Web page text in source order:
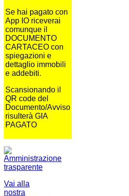
Se hai pagato con
App IO riceverai
comunque il
DOCUMENTO
CARTACEO con
spiegazioni e
dettaglio immobili
e addebiti.
Scansionando il
QR code del
Documento/Avviso
risulterà GIA
PAGATO
Vai alla
nostra